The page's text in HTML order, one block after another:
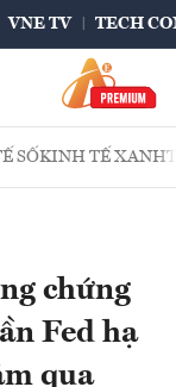
VNE TV TECH
SỐKINH TẾ XANH
chứng
Fed hạ
qua